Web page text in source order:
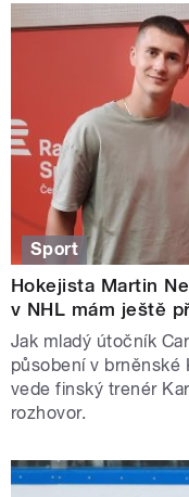
Sport
Hokejista Martin
v NHL mám ještě
Jak mladý útočník
působení v brněnské
vede finský trenér
rozhovor.